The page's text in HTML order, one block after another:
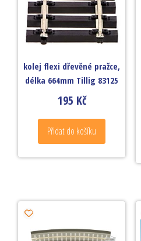
kolej flexi dřevěné pražce,
délka 664mm Tillig 83125
195 Kč
Přidat do košíku